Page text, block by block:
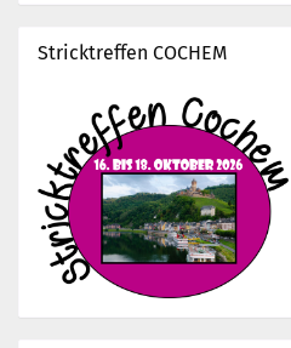
Stricktreffen COCHEM